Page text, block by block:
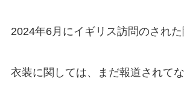
2024年6月にイギリス訪問のされた
衣装に関しては、まだ報道されてな